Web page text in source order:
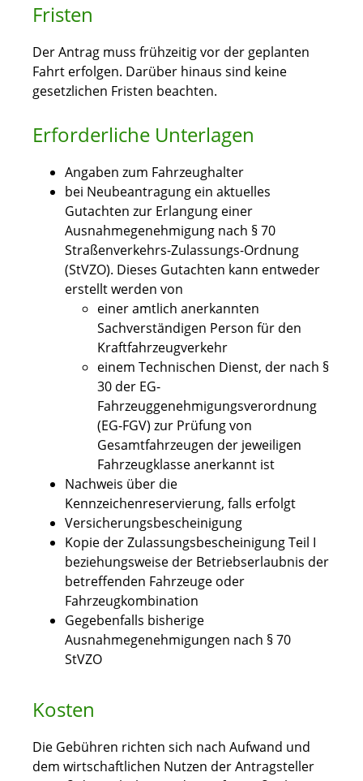
Fristen
Der Antrag muss frühzeitig vor der geplanten
Fahrt erfolgen. Darüber hinaus sind keine
gesetzlichen Fristen beachten.
Erforderliche Unterlagen
Angaben zum Fahrzeughalter
bei Neubeantragung ein aktuelles
Gutachten zur Erlangung einer
Ausnahmegenehmigung nach § 70
Straßenverkehrs-Zulassungs-Ordnung
(StVZO). Dieses Gutachten kann entweder
erstellt werden von
einer amtlich anerkannten
Sachverständigen Person für den
Kraftfahrzeugverkehr
einem Technischen Dienst, der nach §
30 der EG-
Fahrzeuggenehmigungsverordnung
(EG-FGV) zur Prüfung von
Gesamtfahrzeugen der jeweiligen
Fahrzeugklasse anerkannt ist
Nachweis über die
Kennzeichenreservierung, falls erfolgt
Versicherungsbescheinigung
Kopie der Zulassungsbescheinigung Teil I
beziehungsweise der Betriebserlaubnis der
betreffenden Fahrzeuge oder
Fahrzeugkombination
Gegebenfalls bisherige
Ausnahmegenehmigungen nach § 70
StVZO
Kosten
Die Gebühren richten sich nach Aufwand und
dem wirtschaftlichen Nutzen der Antragsteller